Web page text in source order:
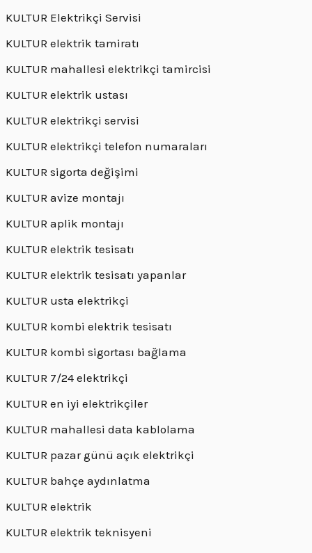
KULTUR Elektrikçi Servisi
KULTUR elektrik tamiratı
KULTUR mahallesi elektrikçi tamircisi
KULTUR elektrik ustası
KULTUR elektrikçi servisi
KULTUR elektrikçi telefon numaraları
KULTUR sigorta değişimi
KULTUR avize montajı
KULTUR aplik montajı
KULTUR elektrik tesisatı
KULTUR elektrik tesisatı yapanlar
KULTUR usta elektrikçi
KULTUR kombi elektrik tesisatı
KULTUR kombi sigortası bağlama
KULTUR 7/24 elektrikçi
KULTUR en iyi elektrikçiler
KULTUR mahallesi data kablolama
KULTUR pazar günü açık elektrikçi
KULTUR bahçe aydınlatma
KULTUR elektrik
KULTUR elektrik teknisyeni